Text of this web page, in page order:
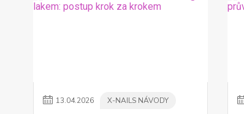
13.04.2026 X-NAILS NÁVODY